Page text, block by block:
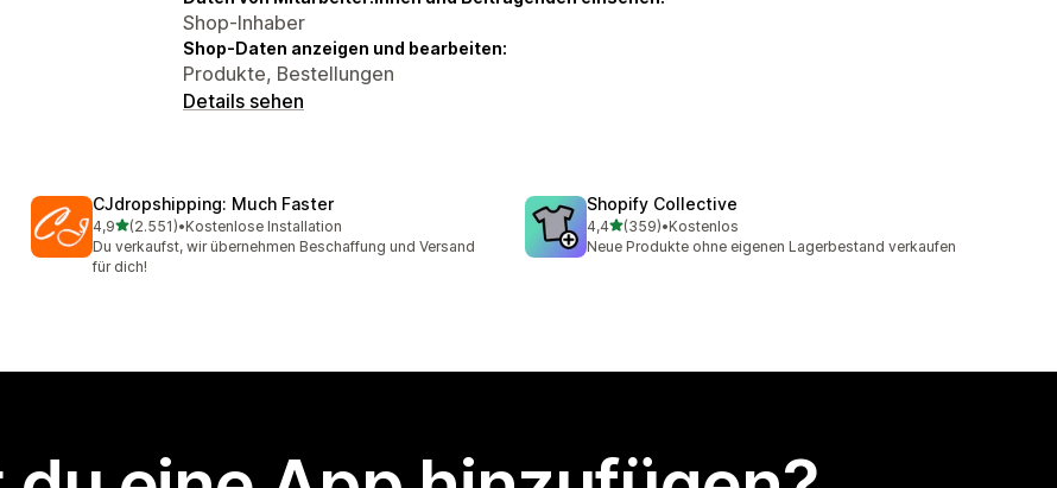
Shop-Inhaber
Shop-Daten anzeigen und bearbeiten:
Produkte, Bestellungen
Details sehen
CJdropshipping: Much Faster
4,9von 5 Sternen
(2.551)
2551 Rezensionen insgesamt
•Kostenlose Installation
Du verkaufst, wir übernehmen Beschaffung und Versand
für dich!
Shopify Collective
4,4von 5 Sternen
(359)
359 Rezensionen insgesamt
•Kostenlos
Neue Produkte ohne eigenen Lagerbestand verkaufen